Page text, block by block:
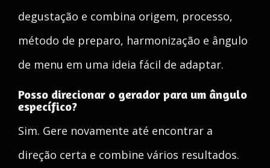
degustação e combina origem, processo,
método de preparo, harmonização e ângulo
de menu em uma ideia fácil de adaptar.
Posso direcionar o gerador para um ângulo
específico?
Sim. Gere novamente até encontrar a
direção certa e combine vários resultados.